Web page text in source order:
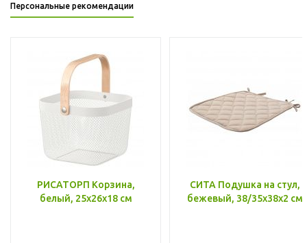
Персональные рекомендации
РИСАТОРП Корзина,
белый, 25x26x18 см
СИТА Подушка на стул,
бежевый, 38/35x38x2 см